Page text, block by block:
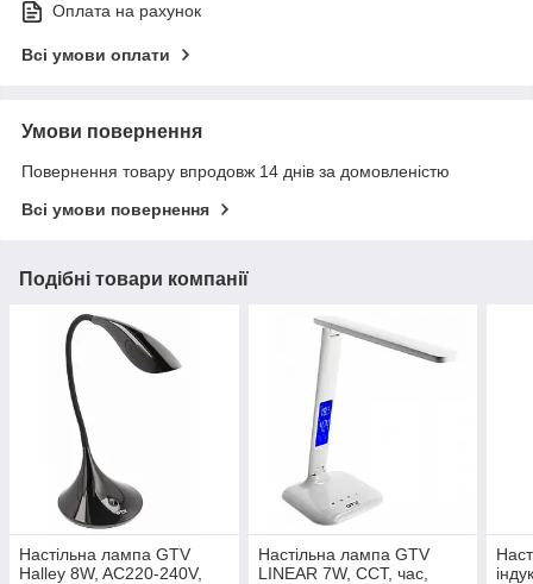
Оплата на рахунок
Всі умови оплати
Умови повернення
Повернення товару впродовж 14 днів за домовленістю
Всі умови повернення
Подібні товари компанії
Настільна лампа GTV
Halley 8W, AC220-240V,
Настільна лампа GTV
LINEAR 7W, CCT, час,